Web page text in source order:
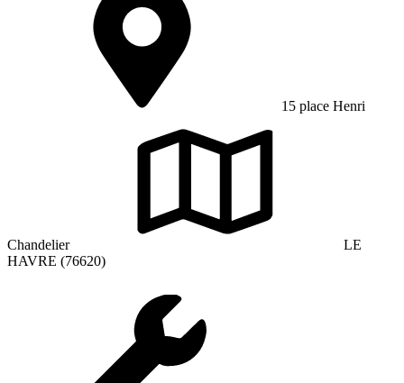
15 place Henri
Chandelier
LE
HAVRE (76620)